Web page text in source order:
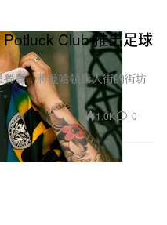
Club 推出足球
廳，將曼哈頓唐人街的街坊
。
1.0K 0